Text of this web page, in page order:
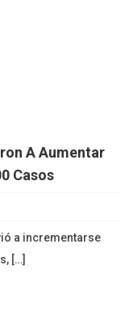
A Aumentar
Casos
a incrementarse
[…]